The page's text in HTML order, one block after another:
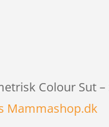
Colour Sut
Mammashop.dk